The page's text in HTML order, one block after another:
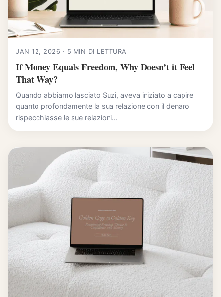
JAN 12, 2026 · 5 MIN DI LETTURA
If Money Equals Freedom, Why Doesn’t it Feel
That Way?
Quando abbiamo lasciato Suzi, aveva iniziato a capire
quanto profondamente la sua relazione con il denaro
rispecchiasse le sue relazioni...